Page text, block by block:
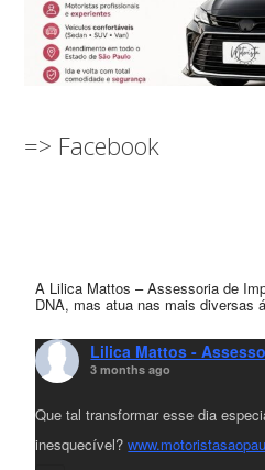
=> Facebook
A Lilica Mattos – Assessoria de
DNA, mas atua nas mais diversas
Lilica Mattos -
3 months ago
Que tal transformar esse dia
inesquecível?